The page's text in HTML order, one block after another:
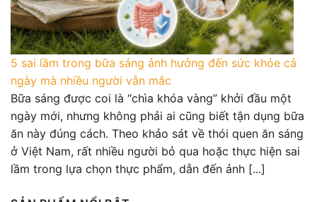
5 sai lầm trong bữa sáng ảnh hưởng đến sức khỏe cả
ngày mà nhiều người vẫn mắc
Bữa sáng được coi là “chìa khóa vàng” khởi đầu một
ngày mới, nhưng không phải ai cũng biết tận dụng bữa
ăn này đúng cách. Theo khảo sát về thói quen ăn sáng
ở Việt Nam, rất nhiều người bỏ qua hoặc thực hiện sai
lầm trong lựa chọn thực phẩm, dẫn đến ảnh [...]